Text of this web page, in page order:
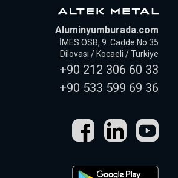
Aluminyumburada.com
İMES OSB, 9. Cadde No:35
Dilovası / Kocaeli / Türkiye
+90 212 306 60 33
+90 533 599 69 36